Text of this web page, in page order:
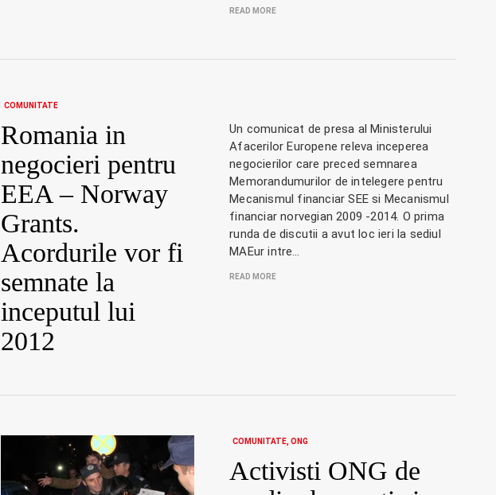
READ MORE
COMUNITATE
Romania in
negocieri pentru
EEA – Norway
Grants.
Acordurile vor fi
semnate la
inceputul lui
2012
Un comunicat de presa al Ministerului
Afacerilor Europene releva inceperea
negocierilor care preced semnarea
Memorandumurilor de intelegere pentru
Mecanismul financiar SEE si Mecanismul
financiar norvegian 2009 -2014. O prima
runda de discutii a avut loc ieri la sediul
MAEur intre…
READ MORE
COMUNITATE ONG
Activisti ONG de